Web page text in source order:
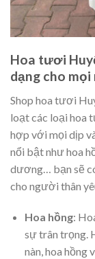
Hoa tươi
dạng cho mọi
Shop hoa tươi
loạt các loại hoa
hợp với mọi dịp
nổi bật như hoa
dương… bạn sẽ
cho người thân
Hoa hồng:
sự trân trọng.
nàn, hoa hồng